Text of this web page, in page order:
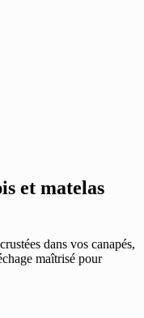
et matelas
dans vos canapés,
maîtrisé pour